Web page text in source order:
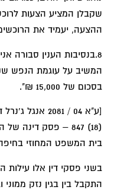
שקבלן המציע הצעות
ההצעה, יעמיד את
8.בנסיבות הענין סבורה
המשיב על עוגמת הנפש
בסכום של 15,000 ₪".
(18) 847 – פסק
בית המשפט המחוזי
בשני פסקי דין אלו עילות
התקבל בין בגין נזק ממוני